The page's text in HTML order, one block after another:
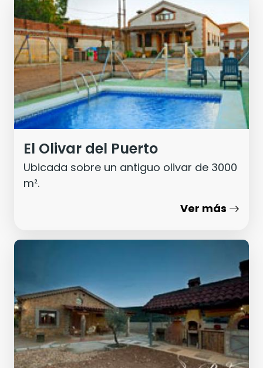
El Olivar del Puerto
Ubicada sobre un antiguo olivar de 3000
m².
Ver más